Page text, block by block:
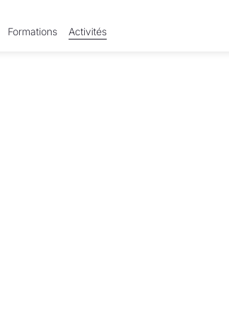
Formations Activités